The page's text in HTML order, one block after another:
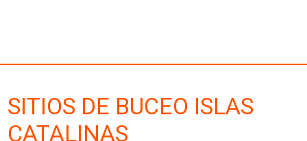
SITIOS DE BUCEO ISLAS
CATALINAS